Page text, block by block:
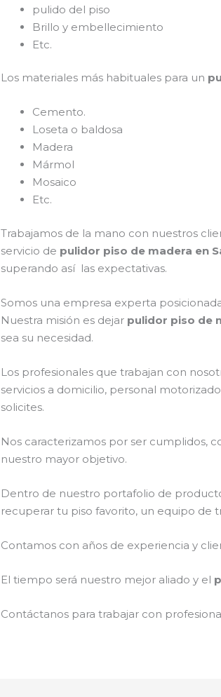
pulido del piso
Brillo y embellecimiento
Etc.
Los materiales más habituales para un
Cemento.
Loseta o baldosa
Madera
Mármol
Mosaico
Etc.
Trabajamos de la mano con nuestros
servicio de pulidor piso de madera en
superando así las expectativas.
Somos una empresa experta
Nuestra misión es dejar pulidor piso de
sea su necesidad.
Los profesionales que trabajan con
servicios a domicilio, personal
solicites.
Nos caracterizamos por ser cumplidos,
nuestro mayor objetivo.
Dentro de nuestro portafolio de
recuperar tu piso favorito, un equipo de
Contamos con años de experiencia y
El tiempo será nuestro mejor aliado y el
Contáctanos para trabajar con